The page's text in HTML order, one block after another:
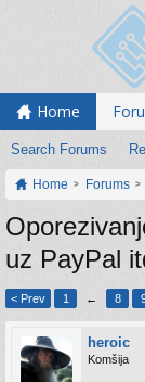
Home
Search Forums
Home Forums
uz PayPal
< Prev 1 ← 8
heroic
Komšija